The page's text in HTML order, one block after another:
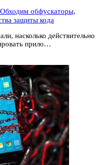
обфускаторы,
защиты кода
насколько действительно
прило…